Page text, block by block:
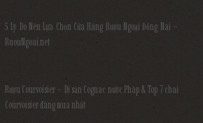
5 Lý Do Nên Lựa Chọn Cửa Hàng Rượu Ngoại Đồng Nai –
RuouNgoai.net
Rượu Courvoisier – Di sản Cognac nước Pháp & Top 7 chai
Courvoisier đáng mua nhất